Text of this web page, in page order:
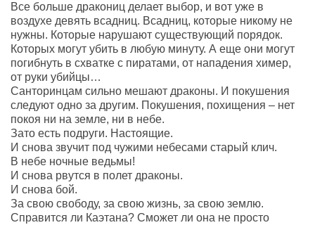
Все больше дракониц делает выбор, и вот уже в
воздухе девять всадниц. Всадниц, которые никому не
нужны. Которые нарушают существующий порядок.
Которых могут убить в любую минуту. А еще они могут
погибнуть в схватке с пиратами, от нападения химер,
от руки убийцы…
Санторинцам сильно мешают драконы. И покушения
следуют одно за другим. Покушения, похищения – нет
покоя ни на земле, ни в небе.
Зато есть подруги. Настоящие.
И снова звучит под чужими небесами старый клич.
В небе ночные ведьмы!
И снова рвутся в полет драконы.
И снова бой.
За свою свободу, за свою жизнь, за свою землю.
Справится ли Каэтана? Сможет ли она не просто